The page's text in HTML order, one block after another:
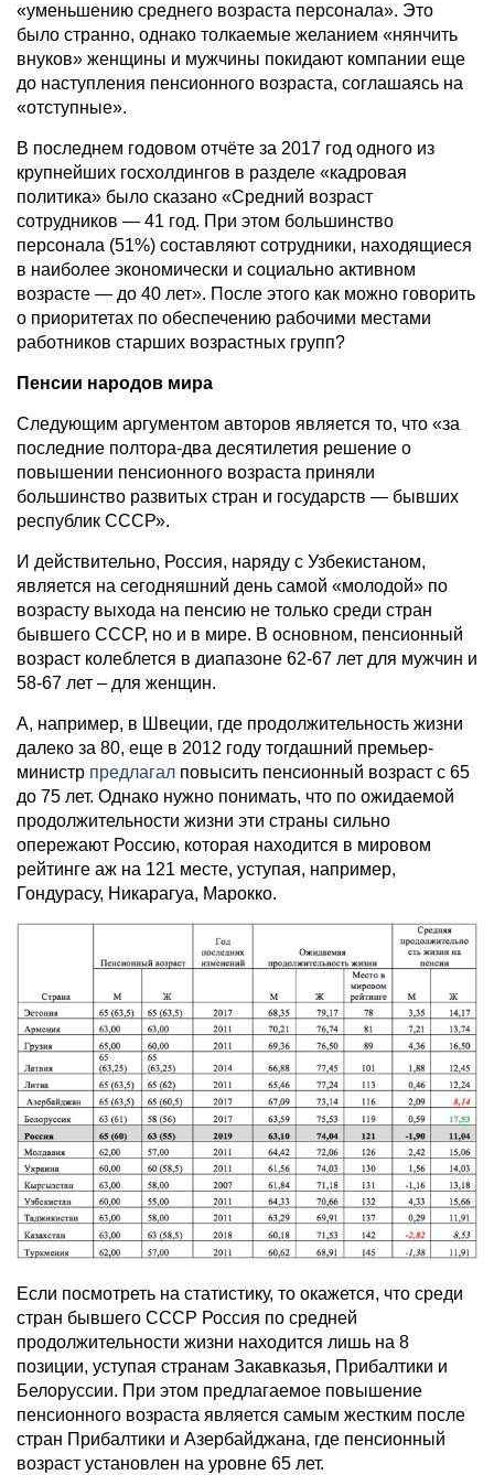
«уменьшению среднего возраста персонала». Это
было странно, однако толкаемые желанием «нянчить
внуков» женщины и мужчины покидают компании еще
до наступления пенсионного возраста, соглашаясь на
«отступные».
В последнем годовом отчёте за 2017 год одного из
крупнейших госхолдингов в разделе «кадровая
политика» было сказано «Средний возраст
сотрудников — 41 год. При этом большинство
персонала (51%) составляют сотрудники, находящиеся
в наиболее экономически и социально активном
возрасте — до 40 лет». После этого как можно говорить
о приоритетах по обеспечению рабочими местами
работников старших возрастных групп?
Пенсии народов мира
Следующим аргументом авторов является то, что «за
последние полтора-два десятилетия решение о
повышении пенсионного возраста приняли
большинство развитых стран и государств — бывших
республик СССР».
И действительно, Россия, наряду с Узбекистаном,
является на сегодняшний день самой «молодой» по
возрасту выхода на пенсию не только среди стран
бывшего СССР, но и в мире. В основном, пенсионный
возраст колеблется в диапазоне 62-67 лет для мужчин и
58-67 лет – для женщин.
А, например, в Швеции, где продолжительность жизни
далеко за 80, еще в 2012 году тогдашний премьер-
министр предлагал повысить пенсионный возраст с 65
до 75 лет. Однако нужно понимать, что по ожидаемой
продолжительности жизни эти страны сильно
опережают Россию, которая находится в мировом
рейтинге аж на 121 месте, уступая, например,
Гондурасу, Никарагуа, Марокко.
Если посмотреть на статистику, то окажется, что среди
стран бывшего СССР Россия по средней
продолжительности жизни находится лишь на 8
позиции, уступая странам Закавказья, Прибалтики и
Белоруссии. При этом предлагаемое повышение
пенсионного возраста является самым жестким после
стран Прибалтики и Азербайджана, где пенсионный
возраст установлен на уровне 65 лет.